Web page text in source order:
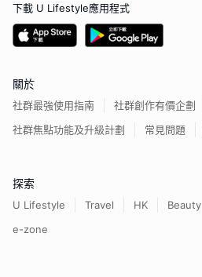
下載 U Lifestyle應用程式
關於
社群最強使用指南
社群創作有價企劃
社群焦點功能及升級計劃
常見問題
探索
U Lifestyle Travel HK Beauty
e-zone